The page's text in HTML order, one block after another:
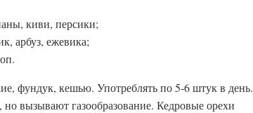
киви, персики;
арбуз, ежевика;
фундук, кешью. Употреблять по 5-6 штук в день.
вызывают газообразование. Кедровые орехи